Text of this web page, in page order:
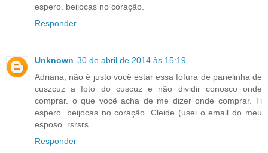
espero. beijocas no coração.
Responder
Unknown 30 de abril de 2014 às 15:19
Adriana, não é justo você estar essa fofura de panelinha de
cuszcuz a foto do cuscuz e não dividir conosco onde
comprar. o que você acha de me dizer onde comprar. Ti
espero. beijocas no coração. Cleide (usei o email do meu
esposo. rsrsrs
Responder